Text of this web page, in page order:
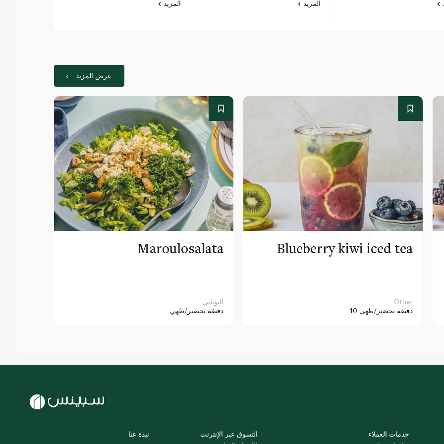
المزيد المزيد
عرض المزيد
Maroulosalata
اليوناني
دقيقة تحضير/طهي
Blueberry kiwi iced tea
Other
10 دقيقة تحضير/طهي
نبذة عنا
التسوق عبر الإنترنت
خدمات العملاء